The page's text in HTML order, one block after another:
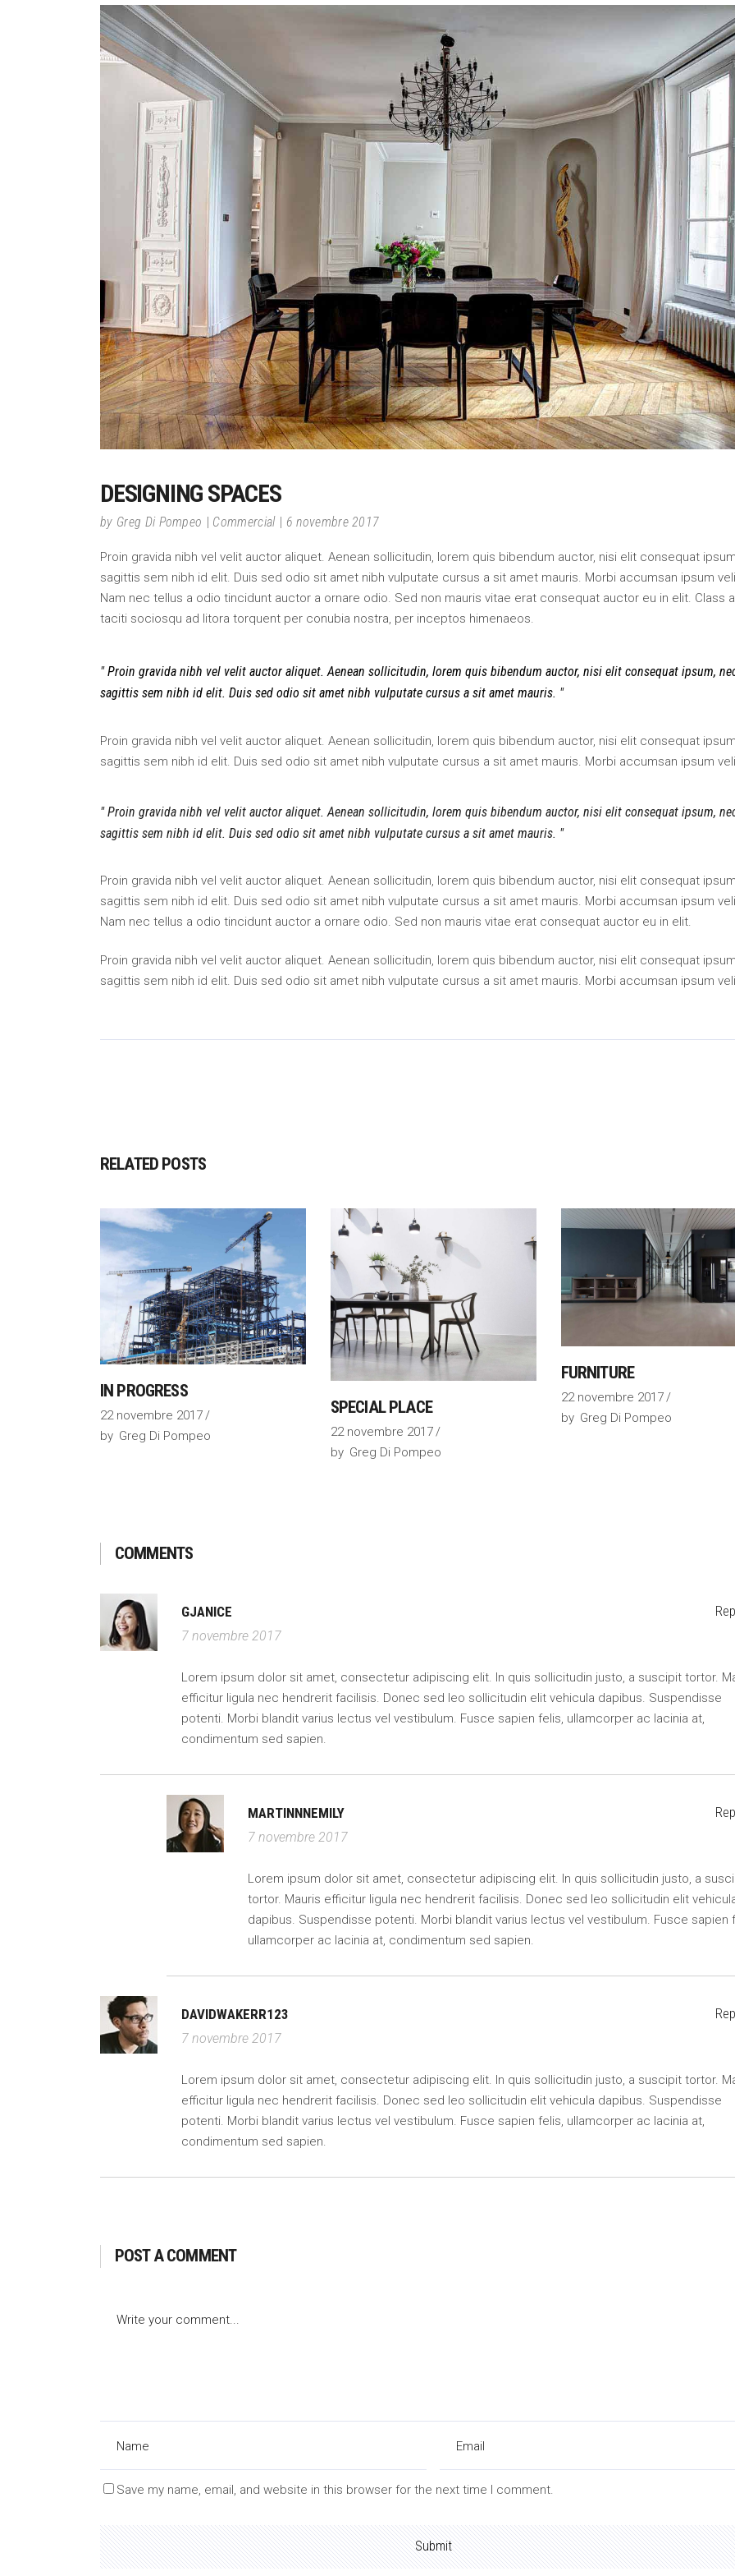
DESIGNING SPACES
by Greg Di Pompeo Commercial 6 novembre 2017
Proin gravida nibh vel velit auctor aliquet. Aenean sollicitudin, lorem quis bibendum auctor, nisi elit consequat
sagittis sem nibh id elit. Duis sed odio sit amet nibh vulputate cursus a sit amet mauris. Morbi accumsan ipsum
Nam nec tellus a odio tincidunt auctor a ornare odio. Sed non mauris vitae erat consequat auctor eu in elit. Class
taciti sociosqu ad litora torquent per conubia nostra, per inceptos himenaeos.
Proin gravida nibh vel velit auctor aliquet. Aenean sollicitudin, lorem quis bibendum auctor, nisi elit consequat ipsum,
sagittis sem nibh id elit. Duis sed odio sit amet nibh vulputate cursus a sit amet mauris.
Proin gravida nibh vel velit auctor aliquet. Aenean sollicitudin, lorem quis bibendum auctor, nisi elit consequat
sagittis sem nibh id elit. Duis sed odio sit amet nibh vulputate cursus a sit amet mauris. Morbi accumsan ipsum
Proin gravida nibh vel velit auctor aliquet. Aenean sollicitudin, lorem quis bibendum auctor, nisi elit consequat ipsum,
sagittis sem nibh id elit. Duis sed odio sit amet nibh vulputate cursus a sit amet mauris.
Proin gravida nibh vel velit auctor aliquet. Aenean sollicitudin, lorem quis bibendum auctor, nisi elit consequat
sagittis sem nibh id elit. Duis sed odio sit amet nibh vulputate cursus a sit amet mauris. Morbi accumsan ipsum
Nam nec tellus a odio tincidunt auctor a ornare odio. Sed non mauris vitae erat consequat auctor eu in elit.
Proin gravida nibh vel velit auctor aliquet. Aenean sollicitudin, lorem quis bibendum auctor, nisi elit consequat
sagittis sem nibh id elit. Duis sed odio sit amet nibh vulputate cursus a sit amet mauris. Morbi accumsan ipsum
RELATED POSTS
IN PROGRESS
22 novembre 2017
by Greg Di Pompeo
SPECIAL PLACE
22 novembre 2017
by Greg Di Pompeo
FURNITURE
22 novembre 2017
by Greg Di Pompeo
COMMENTS
GJANICE
7 novembre 2017
Lorem ipsum dolor sit amet, consectetur adipiscing elit. In quis sollicitudin justo, a suscipit tortor.
efficitur ligula nec hendrerit facilisis. Donec sed leo sollicitudin elit vehicula dapibus. Suspendisse
potenti. Morbi blandit varius lectus vel vestibulum. Fusce sapien felis, ullamcorper ac lacinia at,
condimentum sed sapien.
MARTINNNEMILY
7 novembre 2017
Lorem ipsum dolor sit amet, consectetur adipiscing elit. In quis sollicitudin justo, a
tortor. Mauris efficitur ligula nec hendrerit facilisis. Donec sed leo sollicitudin elit
dapibus. Suspendisse potenti. Morbi blandit varius lectus vel vestibulum. Fusce sapien
ullamcorper ac lacinia at, condimentum sed sapien.
DAVIDWAKERR123
7 novembre 2017
Lorem ipsum dolor sit amet, consectetur adipiscing elit. In quis sollicitudin justo, a suscipit tortor.
efficitur ligula nec hendrerit facilisis. Donec sed leo sollicitudin elit vehicula dapibus. Suspendisse
potenti. Morbi blandit varius lectus vel vestibulum. Fusce sapien felis, ullamcorper ac lacinia at,
condimentum sed sapien.
POST A COMMENT
Save my name, email, and website in this browser for the next time I comment.